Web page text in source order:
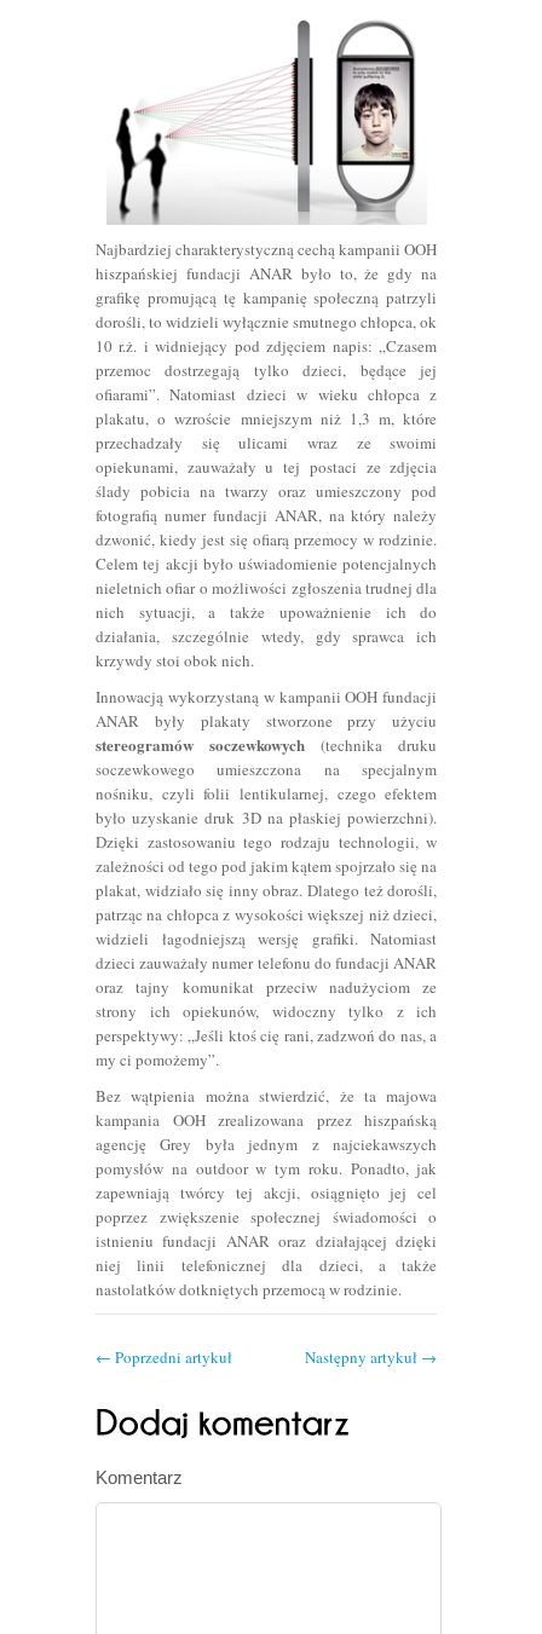
Najbardziej charakterystyczną cechą kampanii OOH
hiszpańskiej fundacji ANAR było to, że gdy na
grafikę promującą tę kampanię społeczną patrzyli
dorośli, to widzieli wyłącznie smutnego chłopca, ok
10 r.ż. i widniejący pod zdjęciem napis: „Czasem
przemoc dostrzegają tylko dzieci, będące jej
ofiarami”. Natomiast dzieci w wieku chłopca z
plakatu, o wzroście mniejszym niż 1,3 m, które
przechadzały się ulicami wraz ze swoimi
opiekunami, zauważały u tej postaci ze zdjęcia
ślady pobicia na twarzy oraz umieszczony pod
fotografią numer fundacji ANAR, na który należy
dzwonić, kiedy jest się ofiarą przemocy w rodzinie.
Celem tej akcji było uświadomienie potencjalnych
nieletnich ofiar o możliwości zgłoszenia trudnej dla
nich sytuacji, a także upoważnienie ich do
działania, szczególnie wtedy, gdy sprawca ich
krzywdy stoi obok nich.
Innowacją wykorzystaną w kampanii OOH fundacji
ANAR były plakaty stworzone przy użyciu
stereogramów soczewkowych (technika druku
soczewkowego umieszczona na specjalnym
nośniku, czyli folii lentikularnej, czego efektem
było uzyskanie druk 3D na płaskiej powierzchni).
Dzięki zastosowaniu tego rodzaju technologii, w
zależności od tego pod jakim kątem spojrzało się na
plakat, widziało się inny obraz. Dlatego też dorośli,
patrząc na chłopca z wysokości większej niż dzieci,
widzieli łagodniejszą wersję grafiki. Natomiast
dzieci zauważały numer telefonu do fundacji ANAR
oraz tajny komunikat przeciw nadużyciom ze
strony ich opiekunów, widoczny tylko z ich
perspektywy: „Jeśli ktoś cię rani, zadzwoń do nas, a
my ci pomożemy”.
Bez wątpienia można stwierdzić, że ta majowa
kampania OOH zrealizowana przez hiszpańską
agencję Grey była jednym z najciekawszych
pomysłów na outdoor w tym roku. Ponadto, jak
zapewniają twórcy tej akcji, osiągnięto jej cel
poprzez zwiększenie społecznej świadomości o
istnieniu fundacji ANAR oraz działającej dzięki
niej linii telefonicznej dla dzieci, a także
nastolatków dotkniętych przemocą w rodzinie.
← Poprzedni artykuł Następny artykuł →
Komentarz